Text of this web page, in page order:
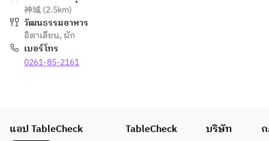
神城 (2.5km)
วัฒนธรรมอาหาร
อิตาเลียน, ผัก
เบอร์โทร
0261-85-2161
แอป TableCheck TableCheck บริษัท